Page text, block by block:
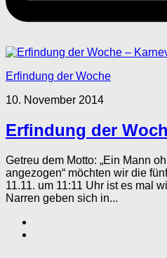
Erfindung der Woche
10. November 2014
Erfindung der
Getreu dem Motto: „Ein Mann
angezogen“ möchten wir die
11.11. um 11:11 Uhr ist es mal
Narren geben sich in...